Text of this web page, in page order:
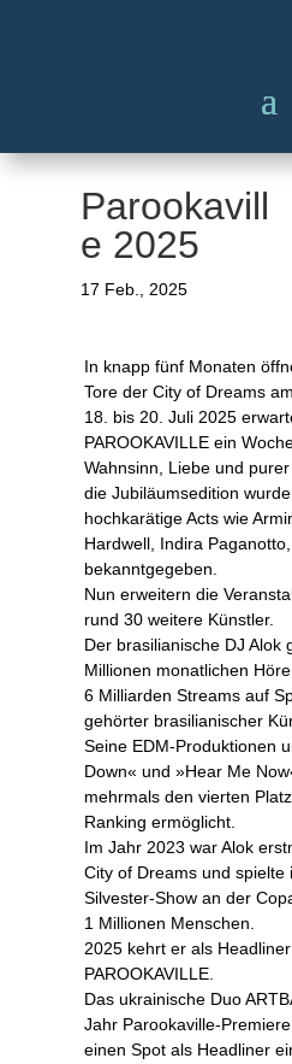
Parookavill
e 2025
17 Feb., 2025
In knapp fünf Monaten
Tore der City of Dreams
18. bis 20. Juli 2025
PAROOKAVILLE ein
Wahnsinn, Liebe und
die Jubiläumsedition
hochkarätige Acts wie
Hardwell, Indira Paganotto,
bekanntgegeben.
Nun erweitern die
rund 30 weitere Künstler.
Der brasilianische DJ Alok
Millionen monatlichen
6 Milliarden Streams auf
gehörter brasilianischer
Seine EDM-Produktionen
Down« und »Hear Me
mehrmals den vierten
Ranking ermöglicht.
Im Jahr 2023 war Alok
City of Dreams und spielte
Silvester-Show an der
1 Millionen Menschen.
2025 kehrt er als
PAROOKAVILLE.
Das ukrainische Duo
Jahr Parookaville-
einen Spot als Headliner